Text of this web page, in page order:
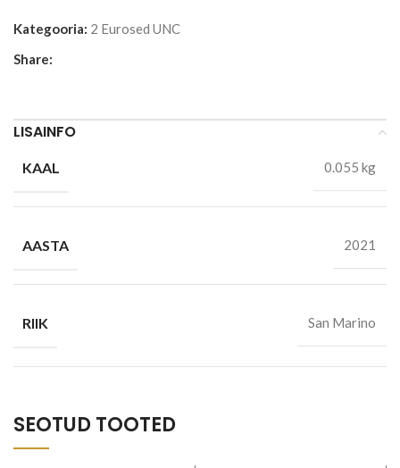
Kategooria: 2 Eurosed UNC
Share:
LISAINFO
KAAL 0.055 kg
AASTA 2021
RIIK San Marino
SEOTUD TOOTED